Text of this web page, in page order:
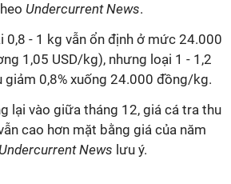
Undercurrent News.
0,8 - 1 kg vẫn ổn định ở mức 24.000
1,05 USD/kg), nhưng loại 1 - 1,2
giảm 0,8% xuống 24.000 đồng/kg.
lại vào giữa tháng 12, giá cá tra thu
cao hơn mặt bằng giá của năm
Undercurrent News lưu ý.